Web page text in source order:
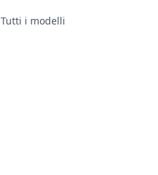
Tutti i modelli